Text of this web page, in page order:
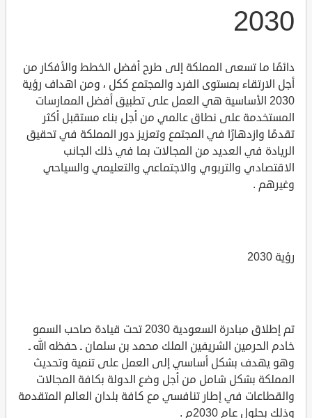
2030
دائمًا ما تسعى المملكة إلى طرح أفضل الخطط والأفكار من
أجل الارتقاء بمستوى الفرد والمجتمع ككل ، ومن اهداف رؤية
2030 الأساسية هي العمل على تطبيق أفضل الممارسات
المستخدمة على نطاق عالمي من أجل بناء مستقبل أكثر
تقدمًا وازدهارًا في المجتمع وتعزيز دور المملكة في تحقيق
الريادة في العديد من المجالات بما في ذلك الجانب
الاقتصادي والتربوي والاجتماعي والتعليمي والسياحي
وغيرهم .
رؤية 2030
تم إطلاق مبادرة السعودية 2030 تحت قيادة صاحب السمو
خادم الحرمين الشريفين الملك محمد بن سلمان ـ حفظه الله ـ
وهو يهدف بشكل أساسي إلى العمل على تنمية وتحديث
المملكة بشكل شامل من أجل وضع الدولة بكافة المجالات
والقطاعات في إطار تنافسي مع كافة بلدان العالم المتقدمة
وذلك بحلول عام 2030م .